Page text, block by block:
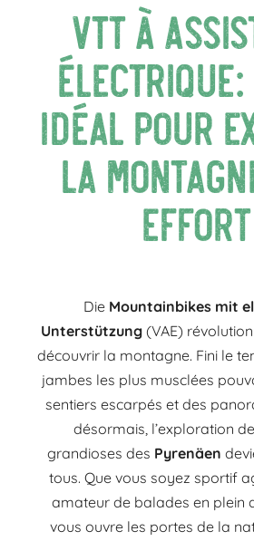
VTT à
électrique:
idéal pour
la
Die Mountainbikes mit
Unterstützung (VAE)
découvrir la montagne. Fini le
jambes les plus musclées
sentiers escarpés et des
désormais, l’exploration
grandioses des Pyrenäen
tous. Que vous soyez sportif
amateur de balades en plein
vous ouvre les portes de la